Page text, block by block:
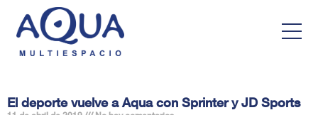
El deporte vuelve a Aqua con Sprinter y JD Sports